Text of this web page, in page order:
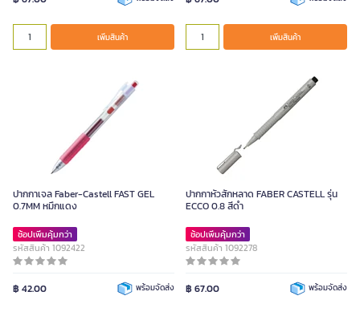
เพิ่มสินค้า เพิ่มสินค้า
ปากกาเจล Faber-Castell FAST GEL
0.7MM หมึกแดง
ช้อปเพิ่มคุ้มกว่า
รหัสสินค้า 1092422
฿ 42.00 พร้อมจัดส่ง
ปากกาหัวสักหลาด FABER CASTELL รุ่น
ECCO 0.8 สีดำ
ช้อปเพิ่มคุ้มกว่า
รหัสสินค้า 1092278
฿ 67.00 พร้อมจัดส่ง